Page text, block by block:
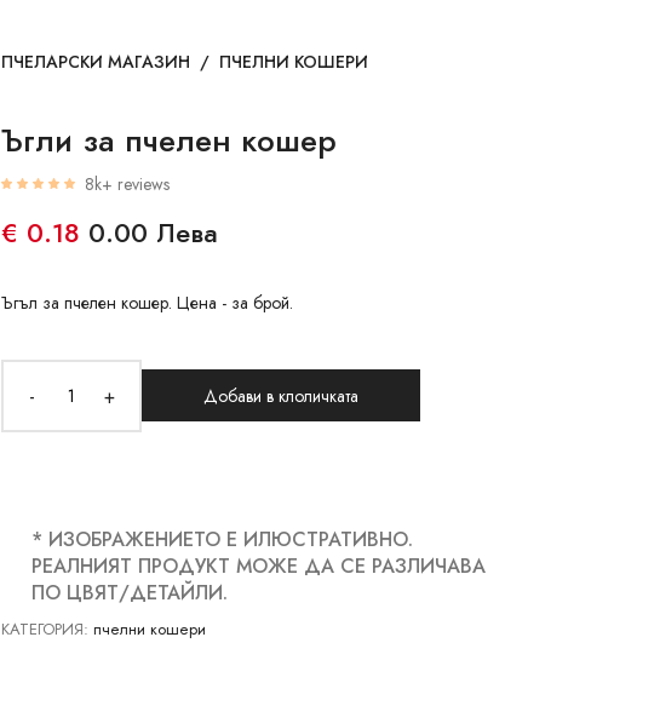
ПЧЕЛАРСКИ МАГАЗИН / ПЧЕЛНИ КОШЕРИ
Ъгли за пчелен кошер
8k+ reviews
€ 0.18 0.00 Лева
Ъгъл за пчелен кошер. Цена - за брой.
- + Добави в клоличката
* ИЗОБРАЖЕНИЕТО Е ИЛЮСТРАТИВНО.
РЕАЛНИЯТ ПРОДУКТ МОЖЕ ДА СЕ РАЗЛИЧАВА
ПО ЦВЯТ/ДЕТАЙЛИ.
КАТЕГОРИЯ: пчелни кошери